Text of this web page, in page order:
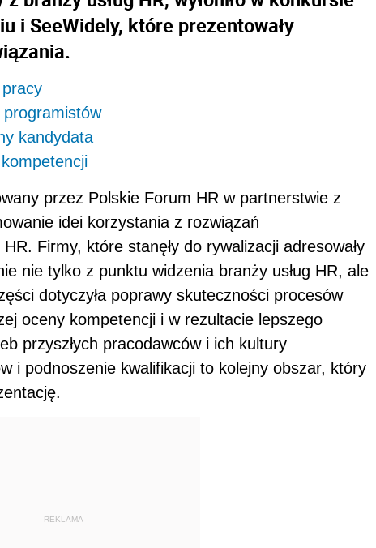
i SeeWidely, które prezentowały
kandydata
przez Polskie Forum HR w partnerstwie z
idei korzystania z rozwiązań
Firmy, które stanęły do rywalizacji adresowały
nie tylko z punktu widzenia branży usług HR, ale
dotyczyła poprawy skuteczności procesów
oceny kompetencji i w rezultacie lepszego
przyszłych pracodawców i ich kultury
i podnoszenie kwalifikacji to kolejny obszar, który
REKLAMA